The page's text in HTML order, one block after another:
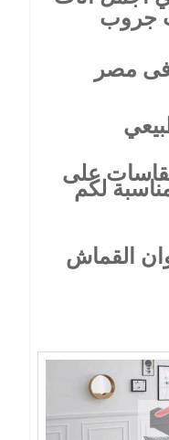
جروب
مصر
على
لكم
القماش